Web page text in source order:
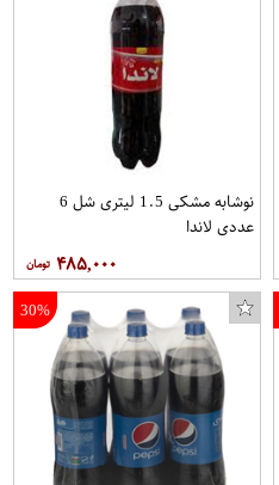
نوشابه مشکی 1.5 ليتری شل 6
عددی لاندا
۴۸۵,۰۰۰
30%